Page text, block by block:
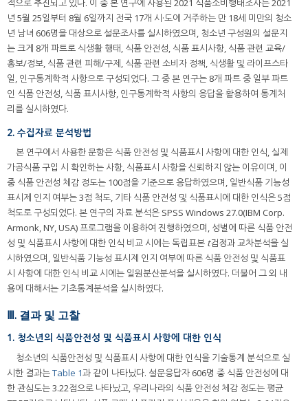
년 5월 25일부터 8월 6일까지 전국 17개 시·도에 거주하는 만 18세 미만의 청소
년 남녀 606명을 대상으로 설문조사를 실시하였으며, 청소년 구성원의 설문지
는 크게 8개 파트로 식생활 행태, 식품 안전성, 식품 표시사항, 식품 관련 교육/
홍보/정보, 식품 관련 피해/구제, 식품 관련 소비자 정책, 식생활 및 라이프스타
일, 인구통계학적 사항으로 구성되었다. 그 중 본 연구는 8개 파트 중 일부 파트
인 식품 안전성, 식품 표시사항, 인구통계학적 사항의 응답을 활용하여 통계처
리를 실시하였다.
2. 수집자료 분석방법
본 연구에서 사용한 문항은 식품 안전성 및 식품표시 사항에 대한 인식, 실제
가공식품 구입 시 확인하는 사항, 식품표시 사항을 신뢰하지 않는 이유이며, 이
중 식품 안전성 체감 정도는 100점을 기준으로 응답하였으며, 일반식품 기능성
표시제 인지 여부는 3점 척도, 기타 식품 안전성 및 식품표시에 대한 인식은 5점
척도로 구성되었다. 본 연구의 자료 분석은 SPSS Windows 27.0(IBM Corp.
Armonk, NY, USA) 프로그램을 이용하여 진행하였으며, 성별에 따른 식품 안전
성 및 식품표시 사항에 대한 인식 비교 시에는 독립표본 t검정과 교차분석을 실
시하였으며, 일반식품 기능성 표시제 인지 여부에 따른 식품 안전성 및 식품표
시 사항에 대한 인식 비교 시에는 일원분산분석을 실시하였다. 더불어 그 외 내
용에 대해서는 기초통계분석을 실시하였다.
Ⅲ. 결과 및 고찰
1. 청소년의 식품안전성 및 식품표시 사항에 대한 인식
청소년의 식품안전성 및 식품표시 사항에 대한 인식을 기술통계 분석으로 실
시한 결과는Table 1과 같이 나타났다. 설문응답자 606명 중 식품 안전성에 대
한 관심도는 3.22점으로 나타났고, 우리나라의 식품 안전성 체감 정도는 평균